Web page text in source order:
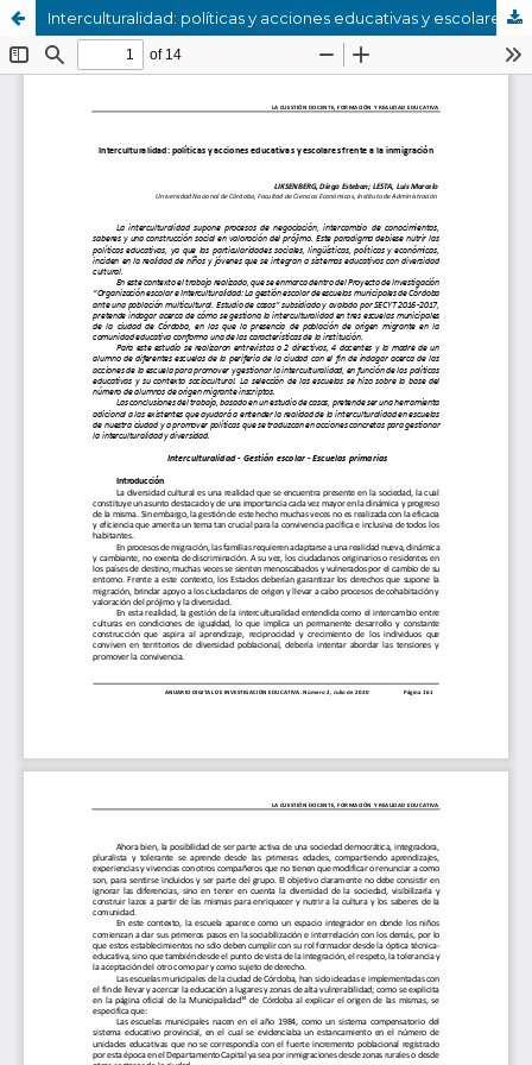
Interculturalidad: políticas y acciones educativas y escolares frente a la inmigración